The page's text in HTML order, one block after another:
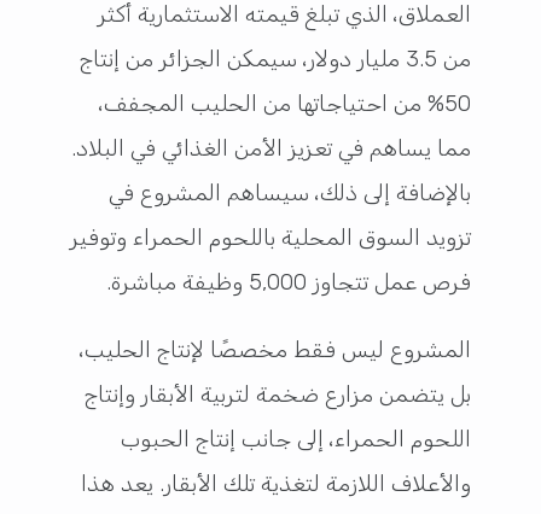
العملاق، الذي تبلغ قيمته الاستثمارية أكثر
من 3.5 مليار دولار، سيمكن الجزائر من إنتاج
50% من احتياجاتها من الحليب المجفف،
مما يساهم في تعزيز الأمن الغذائي في البلاد.
بالإضافة إلى ذلك، سيساهم المشروع في
تزويد السوق المحلية باللحوم الحمراء وتوفير
فرص عمل تتجاوز 5,000 وظيفة مباشرة.
المشروع ليس فقط مخصصًا لإنتاج الحليب،
بل يتضمن مزارع ضخمة لتربية الأبقار وإنتاج
اللحوم الحمراء، إلى جانب إنتاج الحبوب
والأعلاف اللازمة لتغذية تلك الأبقار. يعد هذا